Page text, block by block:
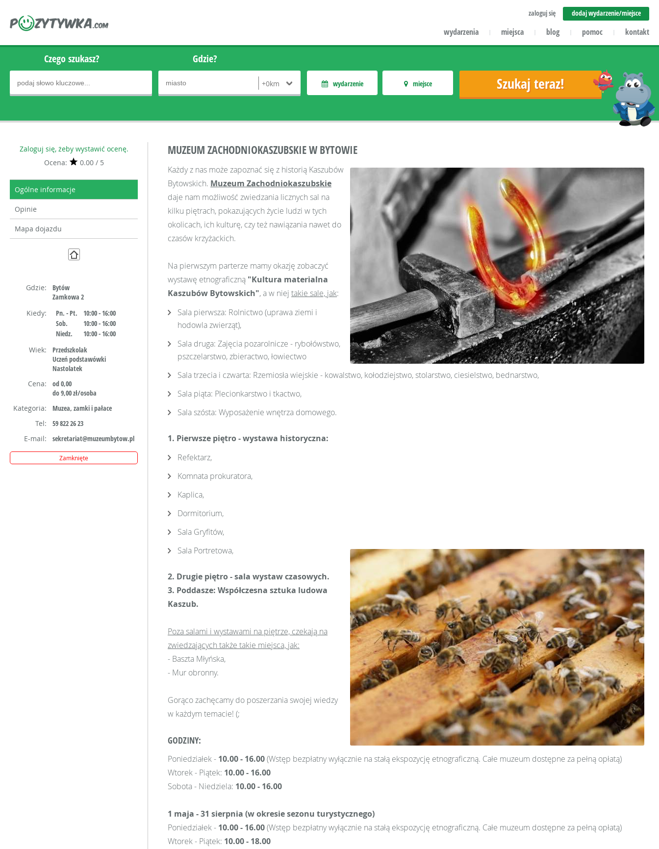
zaloguj się dodaj wydarzenie/miejsce
wydarzenia | miejsca | blog | pomoc | kontakt
Czego szukasz? Gdzie?
wydarzenie miejsce
Zaloguj się, żeby wystawić ocenę.
Ocena:
0.00 / 5
Ogólne informacje
Opinie
Mapa dojazdu
Gdzie:
Bytów
Zamkowa 2
Kiedy:
Pn. - Pt.
10:00 - 16:00
Sob.
10:00 - 16:00
Niedz.
10:00 - 16:00
Wiek:
Przedszkolak
Uczeń podstawówki
Nastolatek
Cena:
od 0,00
do 9,00 zł/osoba
Kategoria:
Muzea, zamki i pałace
Tel:
59 822 26 23
E-mail:
sekretariat@muzeumbytow.pl
Zamknięte
MUZEUM ZACHODNIOKASZUBSKIE W BYTOWIE
Każdy z nas może zapoznać się z historią Kaszubów
Bytowskich. Muzeum Zachodniokaszubskie
daje nam możliwość zwiedzania licznych sal na
kilku piętrach, pokazujących życie ludzi w tych
okolicach, ich kulturę, czy też nawiązania nawet do
czasów krzyżackich.
Na pierwszym parterze mamy okazję zobaczyć
wystawę etnograficzną "Kultura materialna
Kaszubów Bytowskich", a w niej takie sale, jak:
Sala pierwsza: Rolnictwo (uprawa ziemi i
hodowla zwierząt),
Sala druga: Zajęcia pozarolnicze - rybołówstwo,
pszczelarstwo, zbieractwo, łowiectwo
Sala trzecia i czwarta: Rzemiosła wiejskie - kowalstwo, kołodziejstwo, stolarstwo, ciesielstwo, bednarstwo,
Sala piąta: Plecionkarstwo i tkactwo,
Sala szósta: Wyposażenie wnętrza domowego.
1. Pierwsze piętro - wystawa historyczna:
Refektarz,
Komnata prokuratora,
Kaplica,
Dormitorium,
Sala Gryfitów,
Sala Portretowa,
2. Drugie piętro - sala wystaw czasowych.
3. Poddasze: Współczesna sztuka ludowa
Kaszub.
Poza salami i wystawami na piętrze, czekają na
zwiedzających także takie miejsca, jak:
- Baszta Młyńska,
- Mur obronny.
Gorąco zachęcamy do poszerzania swojej wiedzy
w każdym temacie! (;
GODZINY:
Poniedziałek - 10.00 - 16.00(Wstęp bezpłatny wyłącznie na stałą ekspozycję etnograficzną. Całe muzeum dostępne za pełną opłatą)
Wtorek - Piątek: 10.00 - 16.00
Sobota - Niedziela: 10.00 - 16.00
1 maja - 31 sierpnia (w okresie sezonu turystycznego)
Poniedziałek - 10.00 - 16.00(Wstęp bezpłatny wyłącznie na stałą ekspozycję etnograficzną. Całe muzeum dostępne za pełną opłatą)
Wtorek - Piątek: 10.00 - 18.00